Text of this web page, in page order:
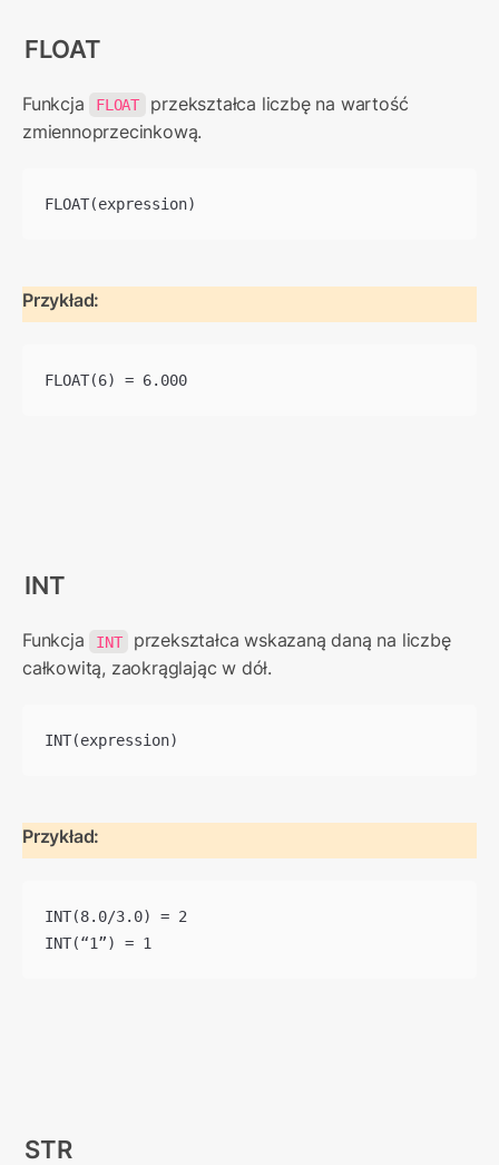
FLOAT
Funkcja FLOAT
przekształca liczbę na wartość
zmiennoprzecinkową.
FLOAT(expression)
Przykład:
FLOAT(6) = 6.000
INT
Funkcja INT
przekształca wskazaną daną na liczbę
całkowitą, zaokrąglając w dół.
INT(expression)
Przykład:
INT(8.0/3.0) = 2
INT(“1”) = 1
STR